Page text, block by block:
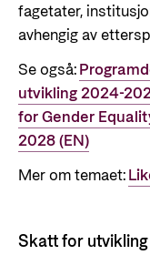
fagetater,
avhengig av
Se også:
utvikling 2024-
for Gender
2028 (EN)
Mer om temaet:
Skatt for utvikling